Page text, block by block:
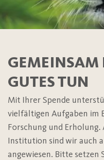
GUTES TUN
Mit Ihrer Spende
vielfältigen Aufgaben im
Forschung und Erholung.
Institution sind wir auch
angewiesen. Bitte setzen